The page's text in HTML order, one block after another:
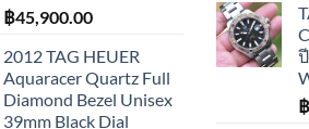
฿45,900.00
2012 TAG HEUER
Aquaracer Quartz Full
Diamond Bezel Unisex
39mm Black Dial
฿